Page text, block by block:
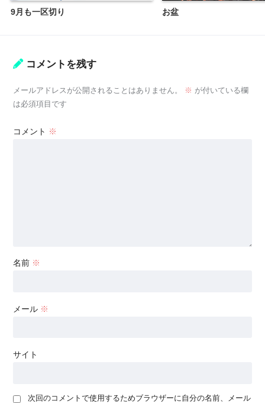
9月も一区切り お盆
コメントを残す
メールアドレスが公開されることはありません。 ※ が付いている欄
は必須項目です
コメント ※
名前 ※
メール ※
サイト
次回のコメントで使用するためブラウザーに自分の名前、メール